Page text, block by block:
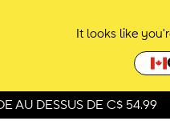
It looks like
AU DESSUS DE C$ 54.99